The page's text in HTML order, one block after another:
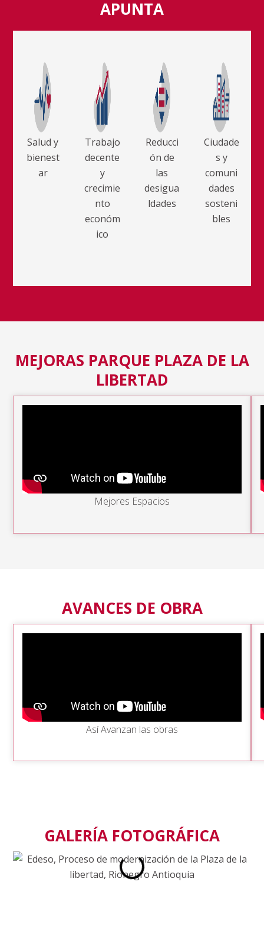
APUNTA
Salud y
bienest
ar
Trabajo
decente
y
crecimie
nto
económ
ico
Reducci
ón de
las
desigua
ldades
Ciudade
s y
comuni
dades
sosteni
bles
MEJORAS PARQUE PLAZA DE LA
LIBERTAD
Mejores Espacios
AVANCES DE OBRA
Así Avanzan las obras
GALERÍA FOTOGRÁFICA